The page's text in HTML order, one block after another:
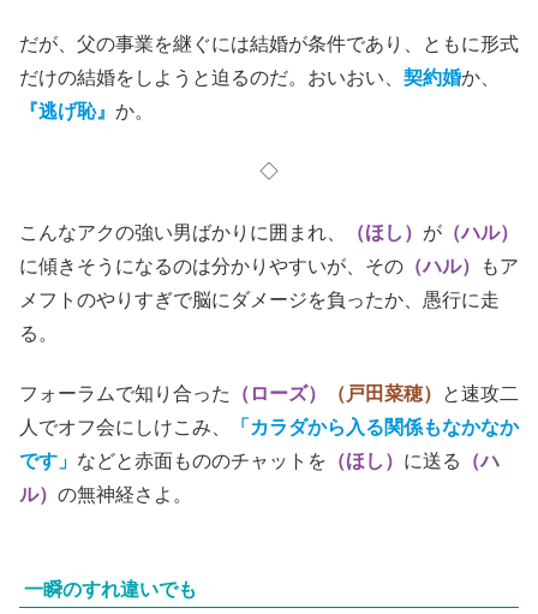
だが、父の事業を継ぐには結婚が条件であり、ともに形式
だけの結婚をしようと迫るのだ。おいおい、 契約婚か、
『逃げ恥』 か。
◇
こんなアクの強い男ばかりに囲まれ、 （ほし） が （ハル）
に傾きそうになるのは分かりやすいが、その （ハル）
もア
メフトのやりすぎで脳にダメージを負ったか、愚行に走
る。
フォーラムで知り合った （ローズ） （戸田菜穂）
と速攻二
人でオフ会にしけこみ、
「カラダから入る関係もなかなか
です」 などと赤面もののチャットを （ほし） に送る
（ハ
ル） の無神経さよ。
一瞬のすれ違いでも